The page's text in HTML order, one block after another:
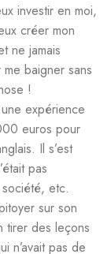
investir en moi,
créer mon
ne jamais
baigner sans
!
expérience
euros pour
Il s’est
pas
etc.
sur son
tirer des leçons
n’avait pas de